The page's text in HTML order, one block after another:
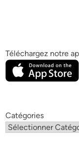
Téléchargez notre
Catégories